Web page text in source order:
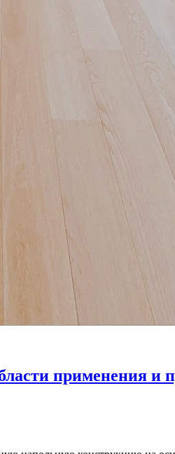
применения и